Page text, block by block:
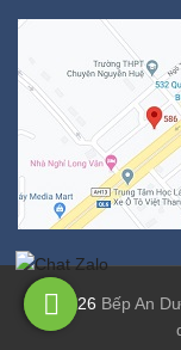
© 2026 Bếp An